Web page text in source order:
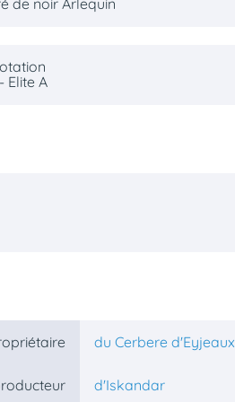
de noir Arlequin
Elite A
du Cerbere d'Eyjeaux
d'Iskandar